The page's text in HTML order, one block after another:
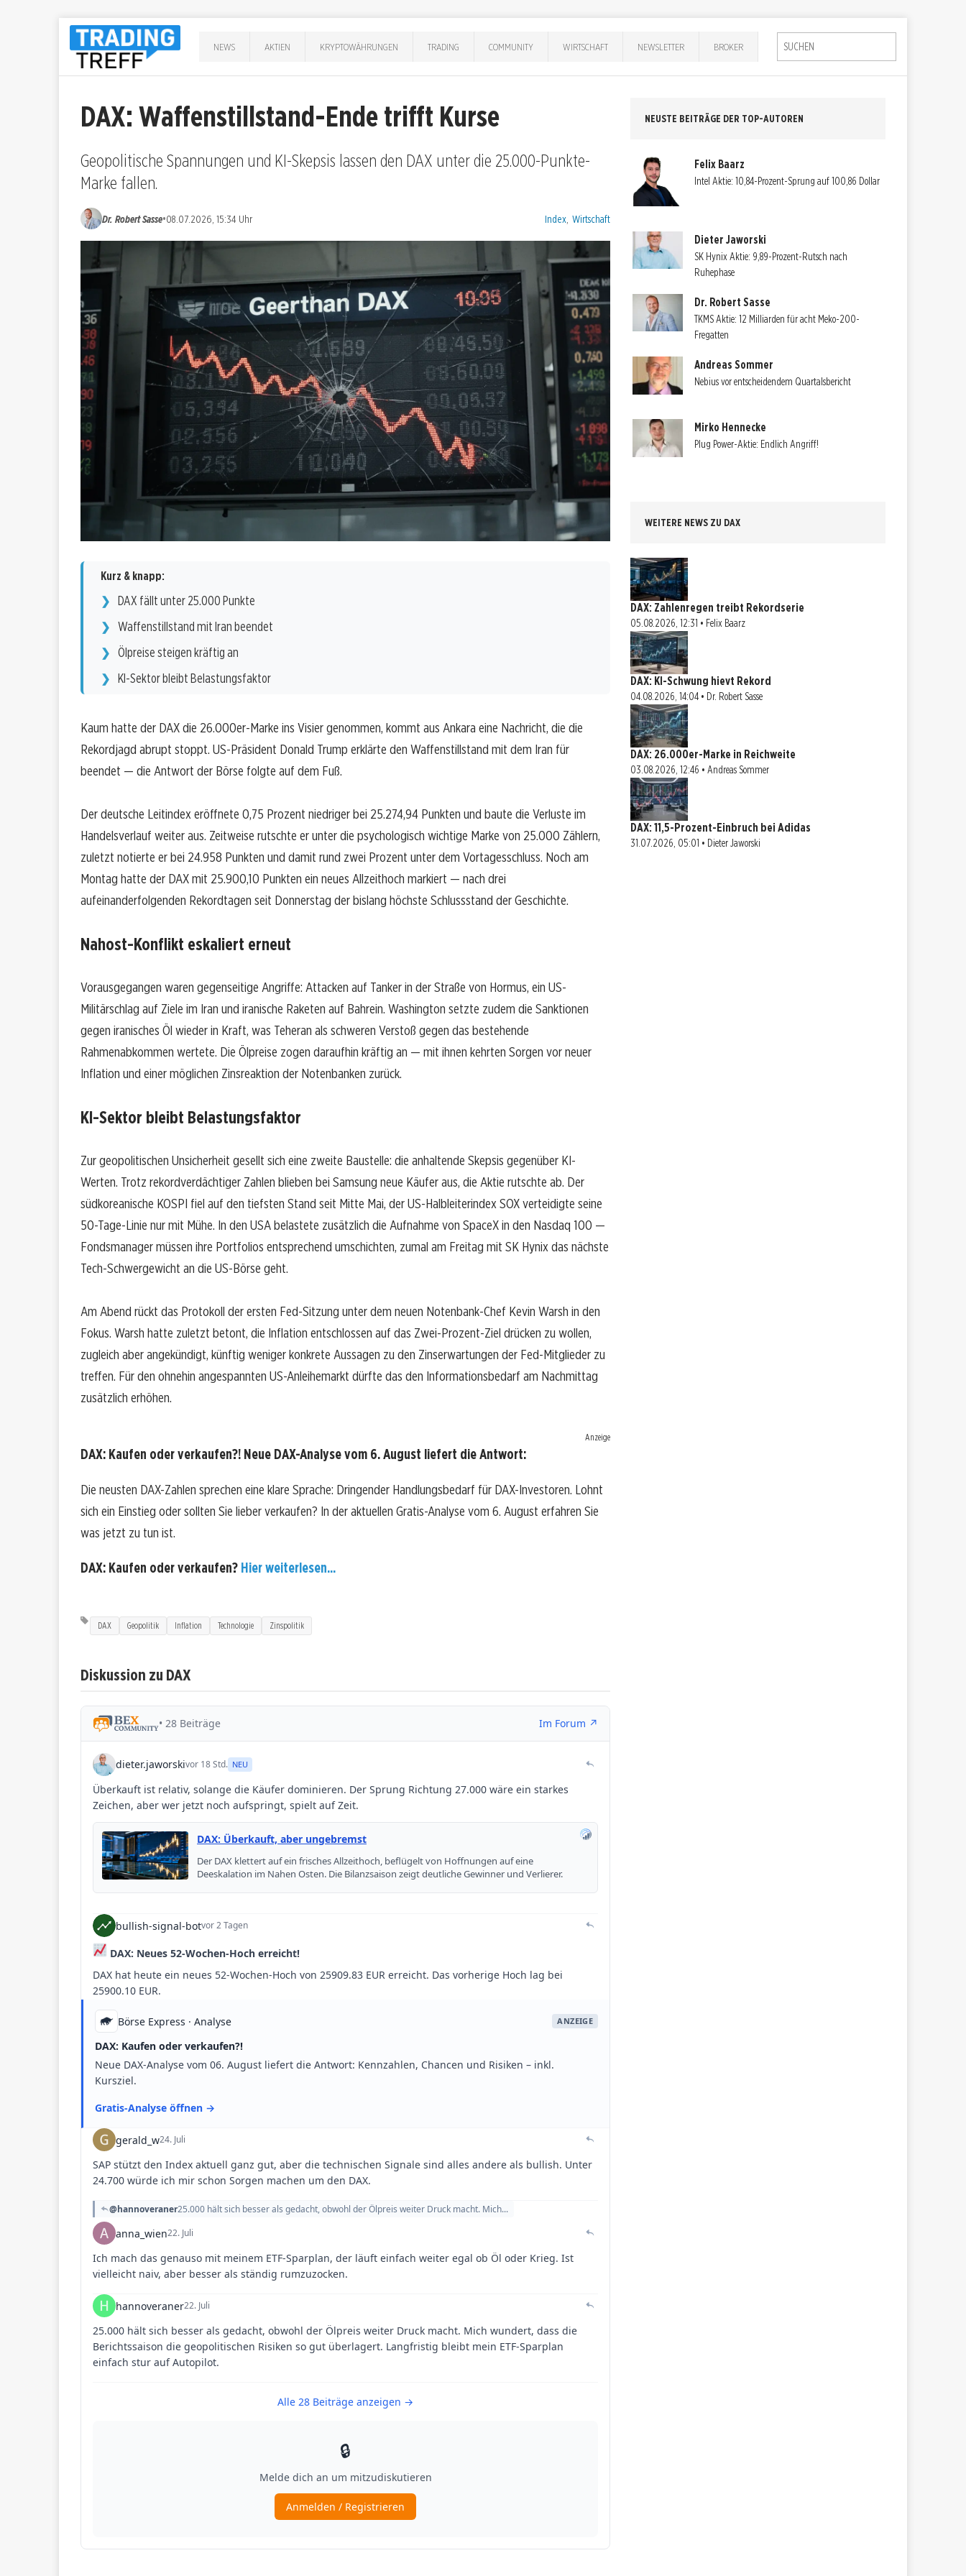
NEWS AKTIEN KRYPTOWÄHRUNGEN TRADING COMMUNITY WIRTSCHAFT NEWSLETTER BROKER
DAX: Waffenstillstand-Ende trifft Kurse
Geopolitische Spannungen und KI-Skepsis lassen den DAX unter die 25.000-Punkte-
Marke fallen.
Dr. Robert Sasse•08.07.2026, 15:34 Uhr Kategorien:
Index Wirtschaft
Kurz & knapp:
DAX fällt unter 25.000 Punkte
Waffenstillstand mit Iran beendet
Ölpreise steigen kräftig an
KI-Sektor bleibt Belastungsfaktor
Kaum hatte der DAX die 26.000er-Marke ins Visier genommen, kommt aus Ankara eine Nachricht, die die
Rekordjagd abrupt stoppt. US-Präsident Donald Trump erklärte den Waffenstillstand mit dem Iran für
beendet — die Antwort der Börse folgte auf dem Fuß.
Der deutsche Leitindex eröffnete 0,75 Prozent niedriger bei 25.274,94 Punkten und baute die Verluste im
Handelsverlauf weiter aus. Zeitweise rutschte er unter die psychologisch wichtige Marke von 25.000 Zählern,
zuletzt notierte er bei 24.958 Punkten und damit rund zwei Prozent unter dem Vortagesschluss. Noch am
Montag hatte der DAX mit 25.900,10 Punkten ein neues Allzeithoch markiert — nach drei
aufeinanderfolgenden Rekordtagen seit Donnerstag der bislang höchste Schlussstand der Geschichte.
Nahost-Konflikt eskaliert erneut
Vorausgegangen waren gegenseitige Angriffe: Attacken auf Tanker in der Straße von Hormus, ein US-
Militärschlag auf Ziele im Iran und iranische Raketen auf Bahrein. Washington setzte zudem die Sanktionen
gegen iranisches Öl wieder in Kraft, was Teheran als schweren Verstoß gegen das bestehende
Rahmenabkommen wertete. Die Ölpreise zogen daraufhin kräftig an — mit ihnen kehrten Sorgen vor neuer
Inflation und einer möglichen Zinsreaktion der Notenbanken zurück.
KI-Sektor bleibt Belastungsfaktor
Zur geopolitischen Unsicherheit gesellt sich eine zweite Baustelle: die anhaltende Skepsis gegenüber KI-
Werten. Trotz rekordverdächtiger Zahlen blieben bei Samsung neue Käufer aus, die Aktie rutschte ab. Der
südkoreanische KOSPI fiel auf den tiefsten Stand seit Mitte Mai, der US-Halbleiterindex SOX verteidigte seine
50-Tage-Linie nur mit Mühe. In den USA belastete zusätzlich die Aufnahme von SpaceX in den Nasdaq 100 —
Fondsmanager müssen ihre Portfolios entsprechend umschichten, zumal am Freitag mit SK Hynix das nächste
Tech-Schwergewicht an die US-Börse geht.
Am Abend rückt das Protokoll der ersten Fed-Sitzung unter dem neuen Notenbank-Chef Kevin Warsh in den
Fokus. Warsh hatte zuletzt betont, die Inflation entschlossen auf das Zwei-Prozent-Ziel drücken zu wollen,
zugleich aber angekündigt, künftig weniger konkrete Aussagen zu den Zinserwartungen der Fed-Mitglieder zu
treffen. Für den ohnehin angespannten US-Anleihemarkt dürfte das den Informationsbedarf am Nachmittag
zusätzlich erhöhen.
Anzeige
DAX: Kaufen oder verkaufen?! Neue DAX-Analyse vom 6. August liefert die Antwort:
Die neusten DAX-Zahlen sprechen eine klare Sprache: Dringender Handlungsbedarf für DAX-Investoren. Lohnt
sich ein Einstieg oder sollten Sie lieber verkaufen? In der aktuellen Gratis-Analyse vom 6. August erfahren Sie
was jetzt zu tun ist.
DAX: Kaufen oder verkaufen? Hier weiterlesen...
DAX Geopolitik Inflation Technologie Zinspolitik
Diskussion zu DAX
NEUSTE BEITRÄGE DER TOP-AUTOREN
Felix Baarz
Intel Aktie: 10,84-Prozent-Sprung auf 100,86 Dollar
Dieter Jaworski
SK Hynix Aktie: 9,89-Prozent-Rutsch nach
Ruhephase
Dr. Robert Sasse
TKMS Aktie: 12 Milliarden für acht Meko-200-
Fregatten
Andreas Sommer
Nebius vor entscheidendem Quartalsbericht
Mirko Hennecke
Plug Power-Aktie: Endlich Angriff!
WEITERE NEWS ZU DAX
DAX: Zahlenregen treibt Rekordserie
05.08.2026, 12:31 • Felix Baarz
DAX: KI-Schwung hievt Rekord
04.08.2026, 14:04 • Dr. Robert Sasse
DAX: 26.000er-Marke in Reichweite
03.08.2026, 12:46 • Andreas Sommer
DAX: 11,5-Prozent-Einbruch bei Adidas
31.07.2026, 05:01 • Dieter Jaworski